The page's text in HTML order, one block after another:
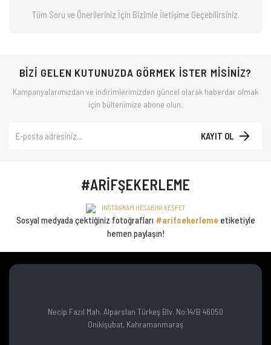
Tüm Soru ve Önerileriniz İçin Bizimleİletişime Geçebilirsiniz.
BİZİ GELEN KUTUNUZDA GÖRMEK İSTER MİSİNİZ?
Kampanyalarımızdan ve indirimlerimizden güncel olarak haberdar olmak
için bültenimize abone olun.
KAYIT OL
#ARİFŞEKERLEME
INSTAGRAM HESABINI KEŞFET
Sosyal medyada çektiğiniz fotoğrafları #arifsekerlemeetiketiyle
hemen paylaşın!
Necip Fazıl Mah. Alparslan Türkeş Blv. No:14/B 46050
Onikişubat, Kahramanmaraş